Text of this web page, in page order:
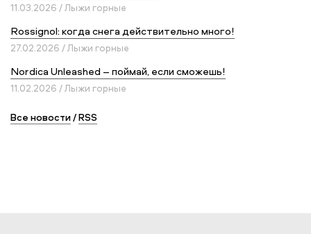
11.03.2026 / Лыжи горные
Rossignol: когда снега действительно много!
27.02.2026 / Лыжи горные
Nordica Unleashed – поймай, если сможешь!
11.02.2026 / Лыжи горные
Все новости/RSS